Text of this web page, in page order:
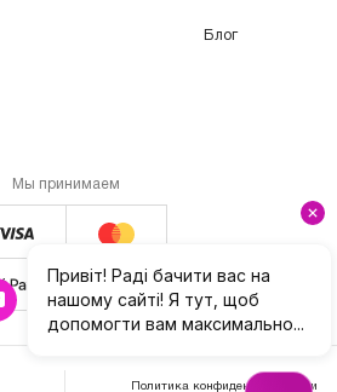
Блог
Мы принимаем
Политика конфиденциальности